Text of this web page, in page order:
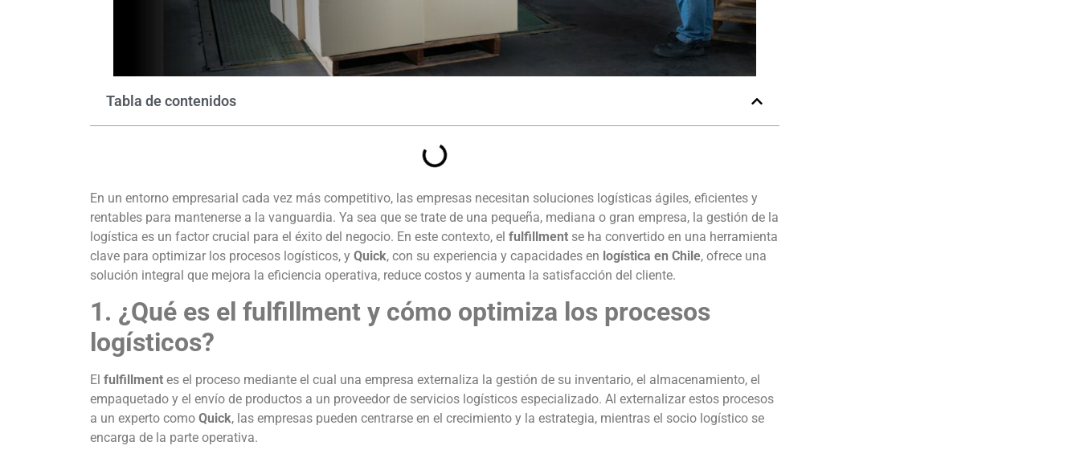
Tabla de contenidos
En un entorno empresarial cada vez más competitivo, las empresas necesitan soluciones logísticas ágiles, eficientes y
rentables para mantenerse a la vanguardia. Ya sea que se trate de una pequeña, mediana o gran empresa, la gestión de la
logística es un factor crucial para el éxito del negocio. En este contexto, el fulfillment se ha convertido en una herramienta
clave para optimizar los procesos logísticos, y Quick, con su experiencia y capacidades en logística en Chile, ofrece una
solución integral que mejora la eficiencia operativa, reduce costos y aumenta la satisfacción del cliente.
1. ¿Qué es el fulfillment y cómo optimiza los procesos
logísticos?
El fulfillment es el proceso mediante el cual una empresa externaliza la gestión de su inventario, el almacenamiento, el
empaquetado y el envío de productos a un proveedor de servicios logísticos especializado. Al externalizar estos procesos
a un experto como Quick, las empresas pueden centrarse en el crecimiento y la estrategia, mientras el socio logístico se
encarga de la parte operativa.